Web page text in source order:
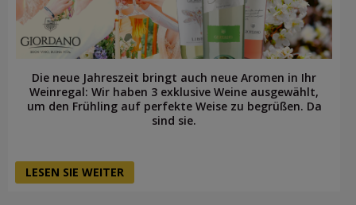
Die neue Jahreszeit bringt auch neue Aromen in Ihr
Weinregal: Wir haben 3 exklusive Weine ausgewählt,
um den Frühling auf perfekte Weise zu begrüßen. Da
sind sie.
LESEN SIE WEITER